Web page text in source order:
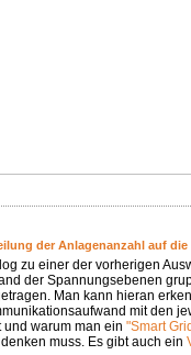
der Anlagenanzahl auf die
zu einer der vorherigen
der Spannungsebenen
Man kann hieran
mit den
und warum man ein "Smart
muss. Es gibt auch ein